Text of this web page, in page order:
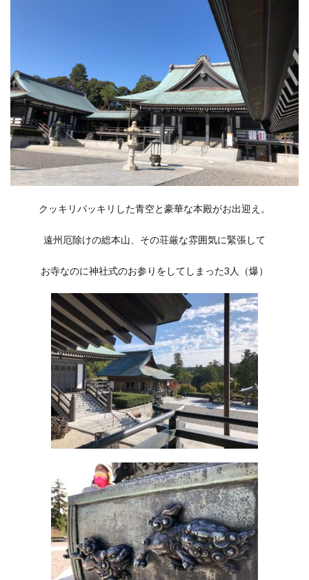
クッキリパッキリした青空と豪華な本殿がお出迎え。
遠州厄除けの総本山、その荘厳な雰囲気に緊張して
お寺なのに神社式のお参りをしてしまった3人（爆）